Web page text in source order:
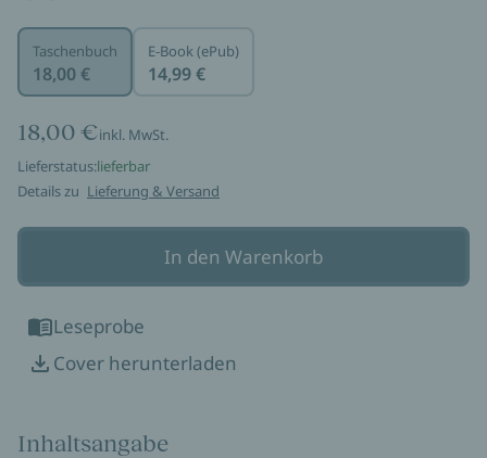
Taschenbuch
18,00 €
E-Book (ePub)
14,99 €
18,00 €inkl. MwSt.
Lieferstatus:lieferbar
Details zu Lieferung & Versand
In den Warenkorb
Leseprobe
Cover herunterladen
Inhaltsangabe